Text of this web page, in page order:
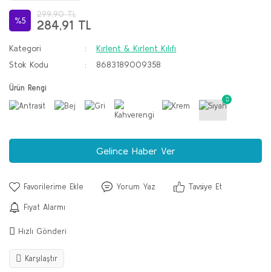
%5
299,90 TL
284,91 TL
Kategori
Kırlent & Kırlent Kılıfı
Stok Kodu
8683189009358
Ürün Rengi
Gelince Haber Ver
Yorum Yaz Tavsiye Et
Fiyat Alarmı
Hızlı Gönderi
Karşılaştır